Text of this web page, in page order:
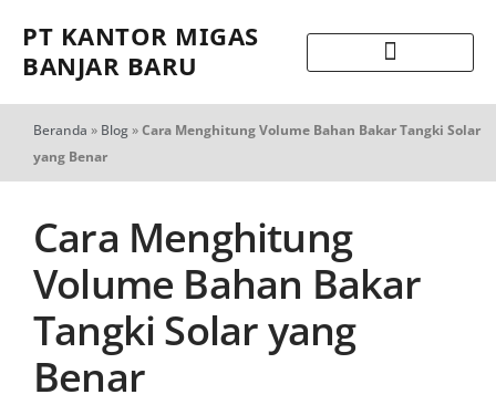
PT KANTOR MIGAS
BANJAR BARU
Beranda » Blog»Cara Menghitung Volume Bahan Bakar Tangki Solar
yang Benar
Cara Menghitung
Volume Bahan Bakar
Tangki Solar yang
Benar